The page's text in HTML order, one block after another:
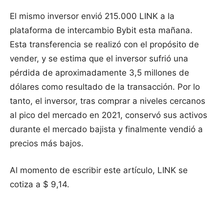
El mismo inversor envió 215.000 LINK a la
plataforma de intercambio Bybit esta mañana.
Esta transferencia se realizó con el propósito de
vender, y se estima que el inversor sufrió una
pérdida de aproximadamente 3,5 millones de
dólares como resultado de la transacción. Por lo
tanto, el inversor, tras comprar a niveles cercanos
al pico del mercado en 2021, conservó sus activos
durante el mercado bajista y finalmente vendió a
precios más bajos.
Al momento de escribir este artículo, LINK se
cotiza a $ 9,14.